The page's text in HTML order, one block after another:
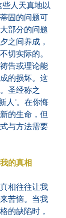
些人天真地以
固的问题可
部分的问题
之间养成，
切实际的。
告或理论能
的损坏。这
圣经称之
人"。在你悔
的生命，但
与方法需要
的真相
相往往让我
苦恼。当我
的缺陷时，